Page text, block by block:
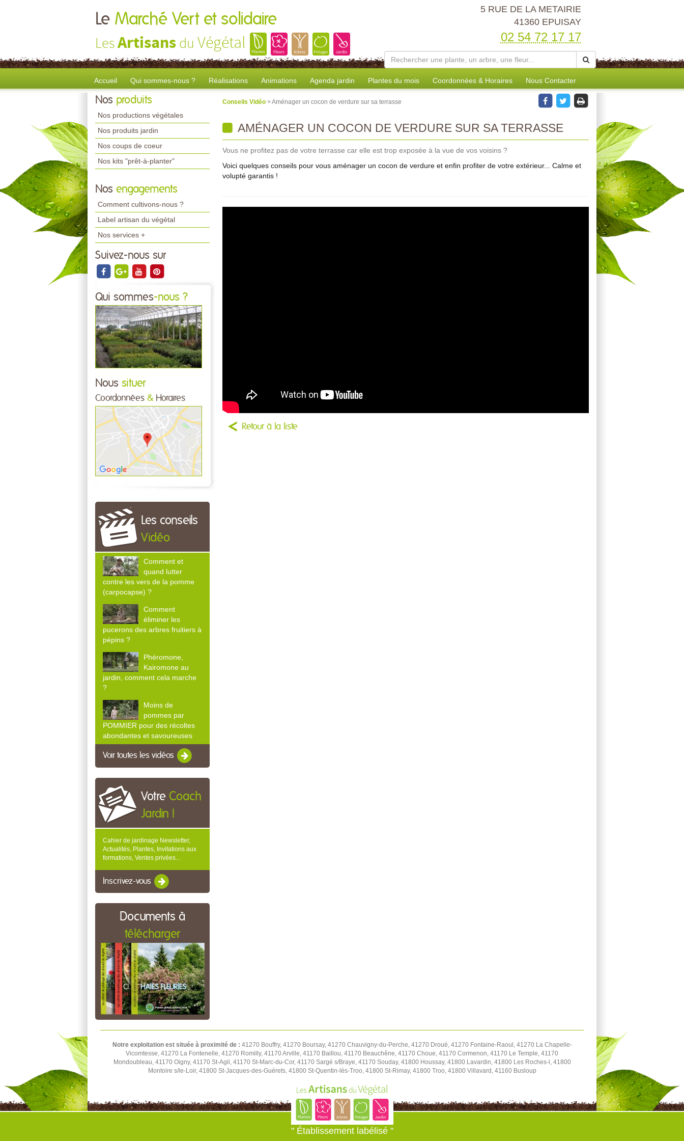
Le Marché Vert et solidaire
LesArtisans du Végétal
5 RUE DE LA METAIRIE
41360 EPUISAY
02 54 72 17 17
Accueil Qui sommes-nous ? Réalisations Animations Agenda jardin Plantes du mois Coordonnées & Horaires Nous Contacter
Nos produits
Nos productions végétales
Nos produits jardin
Nos coups de coeur
Nos kits "prêt-à-planter"
Nos engagements
Comment cultivons-nous ?
Label artisan du végétal
Nos services +
Suivez-nous sur
Qui sommes-nous ?
Nous situer
Coordonnées & Horaires
Les conseils
Vidéo
Comment et
quand lutter
contre les vers de la pomme
(carpocapse) ?
Comment
éliminer les
pucerons des arbres fruitiers à
pépins ?
Phéromone,
Kairomone au
jardin, comment cela marche
?
Moins de
pommes par
POMMIER pour des récoltes
abondantes et savoureuses
Voir toutes les vidéos
Votre Coach
Jardin !
Cahier de jardinage Newsletter,
Actualités, Plantes, Invitations aux
formations, Ventes privées...
Inscrivez-vous
Documents à
télécharger
Conseils Vidéo > Aménager un cocon de verdure sur sa terrasse
AMÉNAGER UN COCON DE VERDURE SUR SA TERRASSE
Vous ne profitez pas de votre terrasse car elle est trop exposée à la vue de vos voisins ?
Voici quelques conseils pour vous aménager un cocon de verdure et enfin profiter de votre extérieur... Calme et
volupté garantis !
Retour à la liste
Notre exploitation est située à proximité de : 41270 Bouffry, 41270 Boursay, 41270 Chauvigny-du-Perche, 41270 Droué, 41270 Fontaine-Raoul, 41270 La Chapelle-
Vicomtesse, 41270 La Fontenelle, 41270 Romilly, 41170 Arville, 41170 Baillou, 41170 Beauchêne, 41170 Choue, 41170 Cormenon, 41170 Le Temple, 41170
Mondoubleau, 41170 Oigny, 41170 St-Agil, 41170 St-Marc-du-Cor, 41170 Sargé s/Braye, 41170 Souday, 41800 Houssay, 41800 Lavardin, 41800 Les Roches-l, 41800
Montoire s/le-Loir, 41800 St-Jacques-des-Guérets, 41800 St-Quentin-lès-Troo, 41800 St-Rimay, 41800 Troo, 41800 Villavard, 41160 Busloup
" Établissement labélisé "